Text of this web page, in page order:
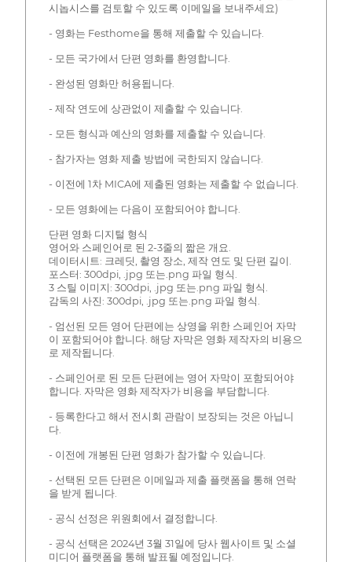
시놉시스를 검토할 수 있도록 이메일을 보내주세요)
- 영화는 Festhome을 통해 제출할 수 있습니다.
- 모든 국가에서 단편 영화를 환영합니다.
- 완성된 영화만 허용됩니다.
- 제작 연도에 상관없이 제출할 수 있습니다.
- 모든 형식과 예산의 영화를 제출할 수 있습니다.
- 참가자는 영화 제출 방법에 국한되지 않습니다.
- 이전에 1차 MICA에 제출된 영화는 제출할 수 없습니다.
- 모든 영화에는 다음이 포함되어야 합니다.
단편 영화 디지털 형식
영어와 스페인어로 된 2-3줄의 짧은 개요.
데이터시트: 크레딧, 촬영 장소, 제작 연도 및 단편 길이.
포스터: 300dpi, .jpg 또는.png 파일 형식.
3 스틸 이미지: 300dpi, .jpg 또는.png 파일 형식.
감독의 사진: 300dpi, .jpg 또는.png 파일 형식.
- 엄선된 모든 영어 단편에는 상영을 위한 스페인어 자막
이 포함되어야 합니다. 해당 자막은 영화 제작자의 비용으
로 제작됩니다.
- 스페인어로 된 모든 단편에는 영어 자막이 포함되어야
합니다. 자막은 영화 제작자가 비용을 부담합니다.
- 등록한다고 해서 전시회 관람이 보장되는 것은 아닙니
다.
- 이전에 개봉된 단편 영화가 참가할 수 있습니다.
- 선택된 모든 단편은 이메일과 제출 플랫폼을 통해 연락
을 받게 됩니다.
- 공식 선정은 위원회에서 결정합니다.
- 공식 선택은 2024년 3월 31일에 당사 웹사이트 및 소셜
미디어 플랫폼을 통해 발표될 예정입니다.